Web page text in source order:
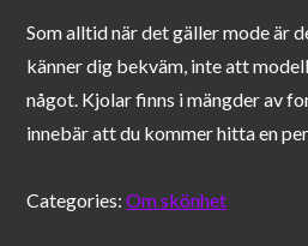
Som alltid när det gäller mode är
känner dig bekväm, inte att
något. Kjolar finns i mängder av
innebär att du kommer hitta en
Categories:Om skönhet